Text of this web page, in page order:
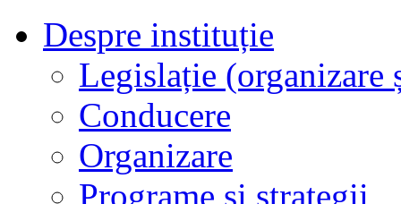
Despre instituție
Legislație
Conducere
Organizare
Programe si strategii